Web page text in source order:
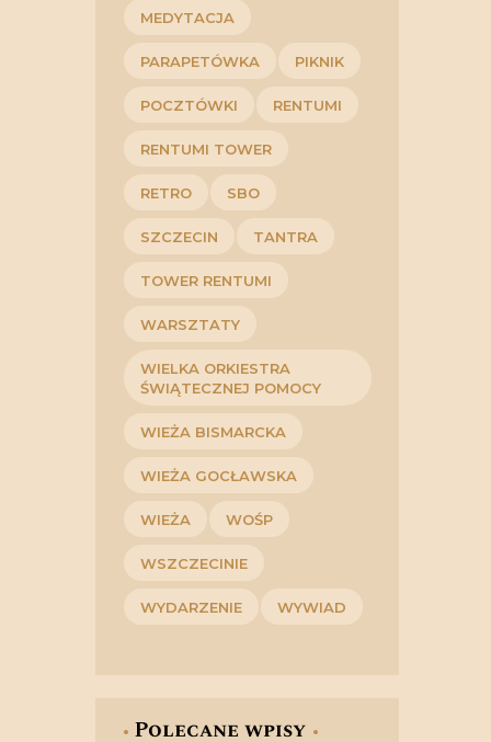
MEDYTACJA
PARAPETÓWKA PIKNIK
POCZTÓWKI RENTUMI
RENTUMI TOWER
RETRO SBO
SZCZECIN TANTRA
TOWER RENTUMI
WARSZTATY
WIELKA ORKIESTRA
ŚWIĄTECZNEJ POMOCY
WIEŻA BISMARCKA
WIEŻA GOCŁAWSKA
WIEŻA WOŚP
WSZCZECINIE
WYDARZENIE WYWIAD
Polecane wpisy